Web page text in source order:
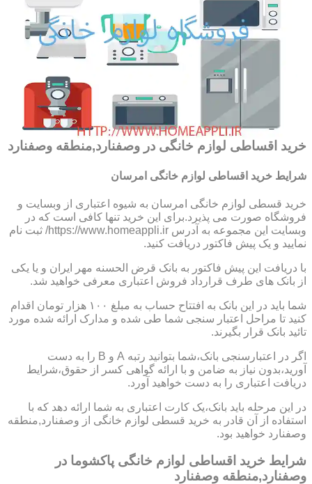
خرید اقساطی لوازم خانگی در وصفنارد,منطقه وصفنارد
شرایط خرید اقساطی لوازم خانگی امرسان
خرید قسطی لوازم خانگی امرسان به شیوه اعتباری از وبسایت و
فروشگاه صورت می پذیرد.برای این خرید تنها کافی است که در
وبسایت این مجموعه به آدرس https://www.homeappli.ir/ ثبت نام
نمایید و یک پیش فاکتور دریافت کنید.
با دریافت این پیش فاکتور به بانک قرض الحسنه مهر ایران و یا یکی
از بانک های طرف قرارداد فروش اعتباری معرفی خواهید شد.
شما باید در این بانک به افتتاح حساب به مبلغ ۱۰۰ هزار تومان اقدام
کنید تا مراحل اعتبار سنجی شما طی شده و مدارک ارائه شده مورد
تائید بانک قرار بگیرند.
اگر در اعتبارسنجی بانک،شما بتوانید رتبه A و B را به دست
آورید،بدون نیاز به ضامن و با ارائه گواهی کسر از حقوق،شرایط
دریافت اعتباری را به دست خواهید آورد.
در این مرحله باید بانک،یک کارت اعتباری به شما ارائه دهد که با
استفاده از آن قادر به خرید قسطی لوازم خانگی از وصفنارد,منطقه
وصفنارد خواهید بود.
شرایط خرید اقساطی لوازم خانگی پاکشوما در
وصفنارد,منطقه وصفنارد